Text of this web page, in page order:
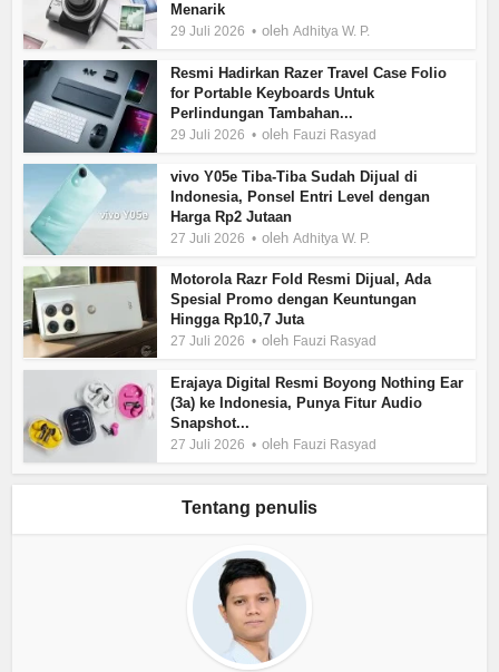
Menarik
29 Juli 2026 olehAdhitya W. P.
Resmi Hadirkan Razer Travel Case Folio
for Portable Keyboards Untuk
Perlindungan Tambahan...
29 Juli 2026 oleh Fauzi Rasyad
vivo Y05e Tiba-Tiba Sudah Dijual di
Indonesia, Ponsel Entri Level dengan
Harga Rp2 Jutaan
27 Juli 2026 olehAdhitya W. P.
Motorola Razr Fold Resmi Dijual, Ada
Spesial Promo dengan Keuntungan
Hingga Rp10,7 Juta
27 Juli 2026 oleh Fauzi Rasyad
Erajaya Digital Resmi Boyong Nothing Ear
(3a) ke Indonesia, Punya Fitur Audio
Snapshot...
27 Juli 2026 oleh Fauzi Rasyad
Tentang penulis